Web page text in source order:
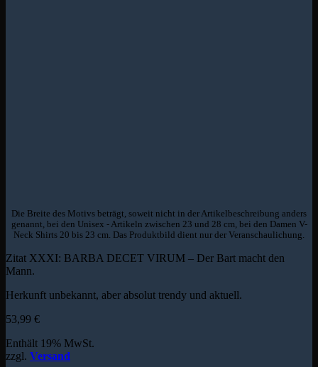
Die Breite des Motivs beträgt, soweit nicht in der Artikelbeschreibung anders
genannt, bei den Unisex - Artikeln zwischen 23 und 28 cm, bei den Damen V-
Neck Shirts 20 bis 23 cm. Das Produktbild dient nur der Veranschaulichung.
Zitat XXXI: BARBA DECET VIRUM – Der Bart macht den
Mann.
Herkunft unbekannt, aber absolut trendy und aktuell.
53,99 €
Enthält 19% MwSt.
zzgl. Versand